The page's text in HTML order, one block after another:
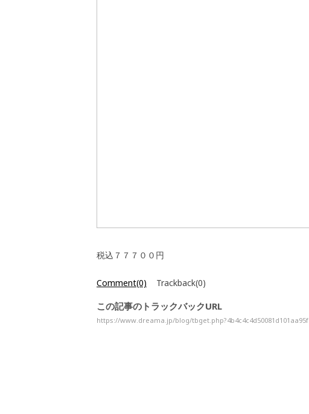
税込７７７００円
Comment(0) Trackback(0)
この記事のトラックバックURL
https://www.dreama.jp/blog/tbget.php?4b4c4c4d50081d101aa95f